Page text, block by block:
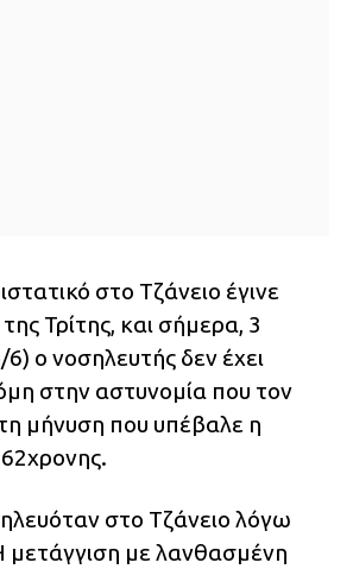
στο Τζάνειο έγινε
Τρίτης, και σήμερα, 3
ο νοσηλευτής δεν έχει
στην αστυνομία που τον
μήνυση που υπέβαλε η
62χρονης.
στο Τζάνειο λόγω
μετάγγιση με λανθασμένη